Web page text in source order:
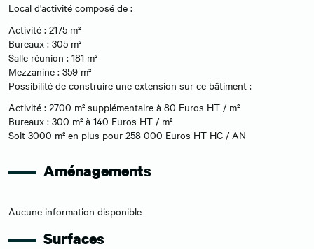
Local d'activité composé de :
Activité : 2175 m²
Bureaux : 305 m²
Salle réunion : 181 m²
Mezzanine : 359 m²
Possibilité de construire une extension sur ce bâtiment :
Activité : 2700 m² supplémentaire à 80 Euros HT / m²
Bureaux : 300 m² à 140 Euros HT / m²
Soit 3000 m² en plus pour 258 000 Euros HT HC / AN
Aménagements
Aucune information disponible
Surfaces